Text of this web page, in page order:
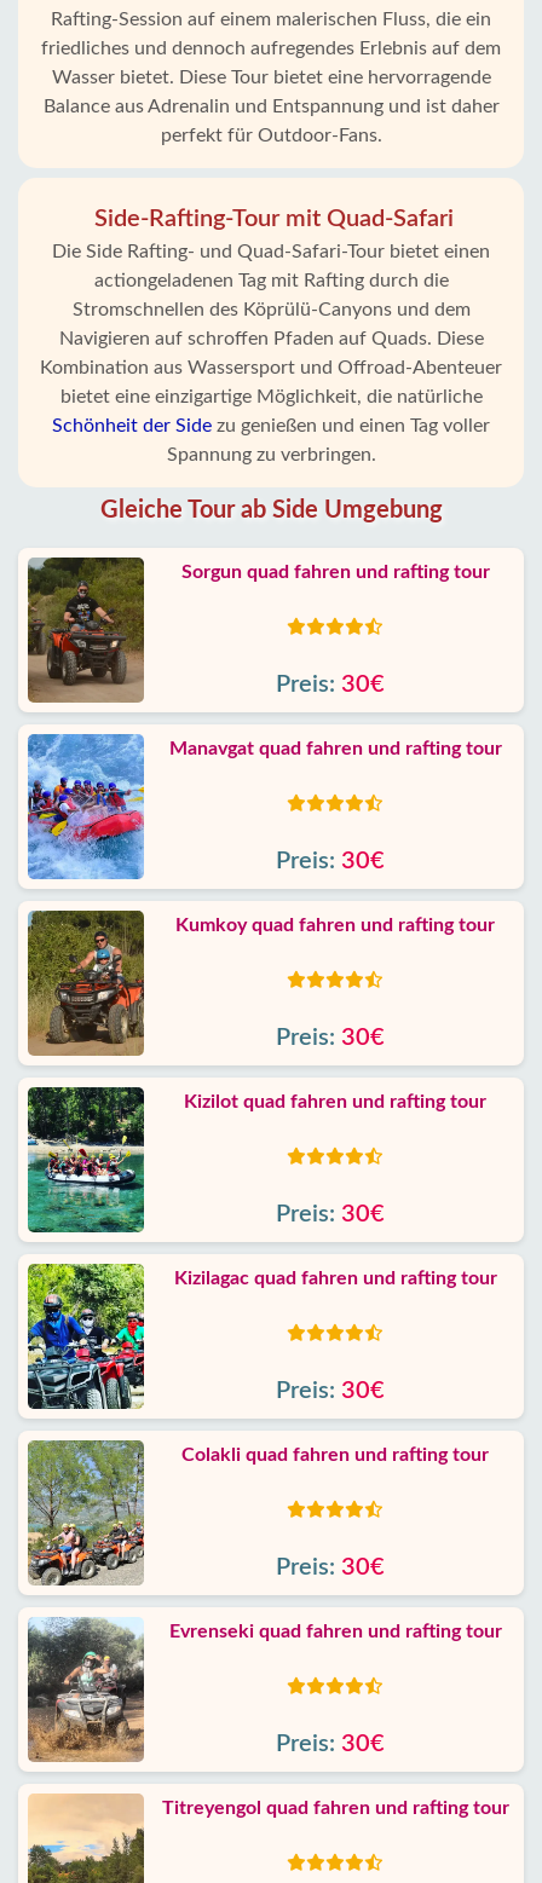
Rafting-Session auf einem malerischen Fluss, die ein
friedliches und dennoch aufregendes Erlebnis auf dem
Wasser bietet. Diese Tour bietet eine hervorragende
Balance aus Adrenalin und Entspannung und ist daher
perfekt für Outdoor-Fans.
Side-Rafting-Tour mit Quad-Safari
Die Side Rafting- und Quad-Safari-Tour bietet einen
actiongeladenen Tag mit Rafting durch die
Stromschnellen des Köprülü-Canyons und dem
Navigieren auf schroffen Pfaden auf Quads. Diese
Kombination aus Wassersport und Offroad-Abenteuer
bietet eine einzigartige Möglichkeit, die natürliche
Schönheit der Side zu genießen und einen Tag voller
Spannung zu verbringen.
Gleiche Tour ab Side Umgebung
Sorgun quad fahren und rafting tour
Preis: 30€
Manavgat quad fahren und rafting tour
Preis: 30€
Kumkoy quad fahren und rafting tour
Preis: 30€
Kizilot quad fahren und rafting tour
Preis: 30€
Kizilagac quad fahren und rafting tour
Preis: 30€
Colakli quad fahren und rafting tour
Preis: 30€
Evrenseki quad fahren und rafting tour
Preis: 30€
Titreyengol quad fahren und rafting tour